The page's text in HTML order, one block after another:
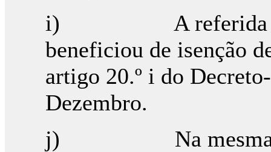
i) A referida
beneficiou de isenção
artigo 20.º i do
Dezembro.
j) Na mesma data